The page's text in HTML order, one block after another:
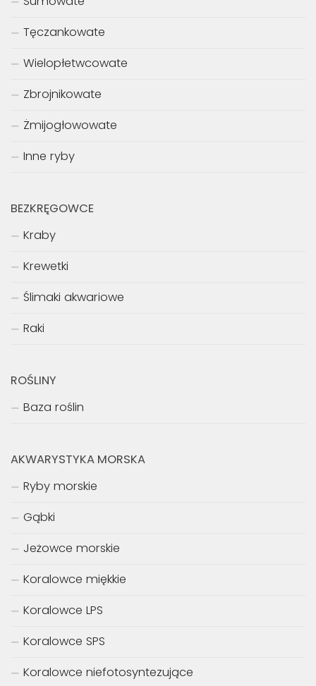
Tęczankowate
Wielopłetwcowate
Zbrojnikowate
Żmijogłowowate
Inne ryby
BEZKRĘGOWCE
Kraby
Krewetki
Ślimaki akwariowe
Raki
ROŚLINY
Baza roślin
AKWARYSTYKA MORSKA
Ryby morskie
Gąbki
Jeżowce morskie
Koralowce miękkie
Koralowce LPS
Koralowce SPS
Koralowce niefotosyntezujące